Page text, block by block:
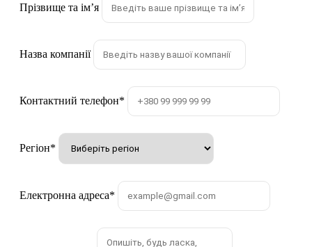
Прізвище та імʼя
Назва компанії
Контактний телефон*
Регіон*
Електронна адреса*